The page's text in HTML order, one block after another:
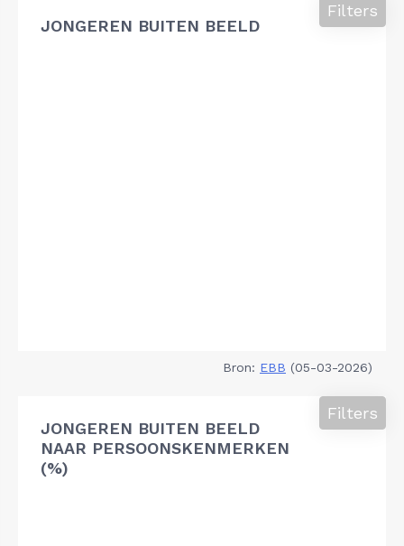
JONGEREN BUITEN BEELD
Filters
Bron: EBB (05-03-2026)
JONGEREN BUITEN BEELD
NAAR PERSOONSKENMERKEN
(%)
Filters